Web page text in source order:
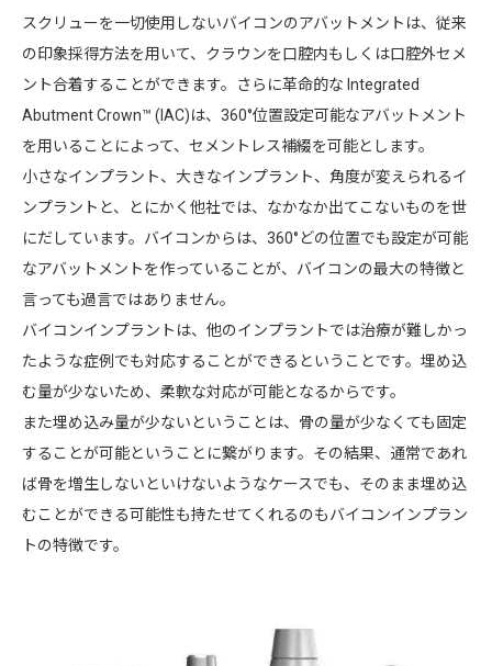
スクリューを一切使用しないバイコンのアバットメントは、従来
の印象採得方法を用いて、クラウンを口腔内もしくは口腔外セメ
ント合着することができます。さらに革命的な Integrated
Abutment Crown™ (IAC)は、360°位置設定可能なアバットメント
を用いることによって、セメントレス補綴を可能とします。
小さなインプラント、大きなインプラント、角度が変えられるイ
ンプラントと、とにかく他社では、なかなか出てこないものを世
にだしています。バイコンからは、360°どの位置でも設定が可能
なアバットメントを作っていることが、バイコンの最大の特徴と
言っても過言ではありません。
バイコンインプラントは、他のインプラントでは治療が難しかっ
たような症例でも対応することができるということです。埋め込
む量が少ないため、柔軟な対応が可能となるからです。
また埋め込み量が少ないということは、骨の量が少なくても固定
することが可能ということに繋がります。その結果、通常であれ
ば骨を増生しないといけないようなケースでも、そのまま埋め込
むことができる可能性も持たせてくれるのもバイコンインプラン
トの特徴です。